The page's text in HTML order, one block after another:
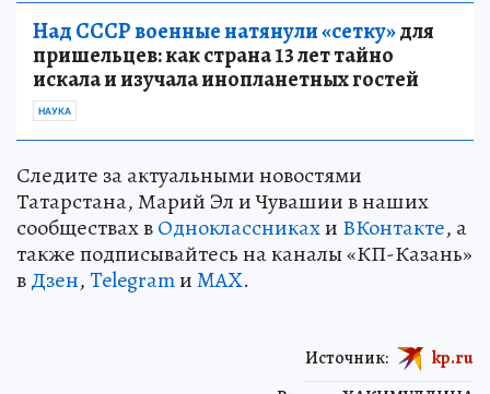
Над СССР военные натянули «сетку»для
пришельцев: как страна 13 лет тайно
искала и изучала инопланетных гостей
НАУКА
Следите за актуальными новостями
Татарстана, Марий Эл и Чувашии в наших
сообществах вОдноклассникахи ВКонтакте, а
также подписывайтесь на каналы «КП-Казань»
вДзен,TelegramиMAX.
Источник: kp.ru